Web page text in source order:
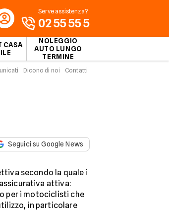
CASA
NOLEGGIO
AUTO LUNGO
TERMINE
Serve assistenza?
02 55 55 5
Dicono di noi Contatti
Seguici su Google News
secondo la quale i
attiva:
per i motociclisti che
in particolare